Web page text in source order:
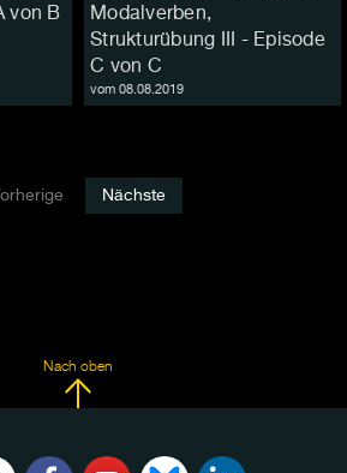
von B
Modalverben,
Strukturübung III - Episode
C von C
vom 08.08.2019
Nächste
Nach oben